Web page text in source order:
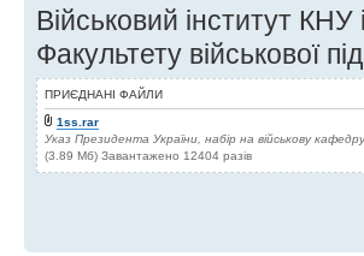
Військовий інститут
Факультету військової
ПРИЄДНАНІ ФАЙЛИ
1ss.rar
Указ Президента України, набір на військову кафедру
(3.89 Мб) Завантажено 12404 разів